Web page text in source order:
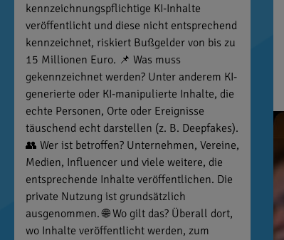
kennzeichnungspflichtige KI-Inhalte
veröffentlicht und diese nicht entsprechend
kennzeichnet, riskiert Bußgelder von bis zu
15 Millionen Euro. 📌 Was muss
gekennzeichnet werden? Unter anderem KI-
generierte oder KI-manipulierte Inhalte, die
echte Personen, Orte oder Ereignisse
täuschend echt darstellen (z. B. Deepfakes).
👥 Wer ist betroffen? Unternehmen, Vereine,
Medien, Influencer und viele weitere, die
entsprechende Inhalte veröffentlichen. Die
private Nutzung ist grundsätzlich
ausgenommen. 🌐 Wo gilt das? Überall dort,
wo Inhalte veröffentlicht werden, zum